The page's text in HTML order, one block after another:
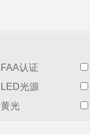
FAA认证
LED光源
黄光